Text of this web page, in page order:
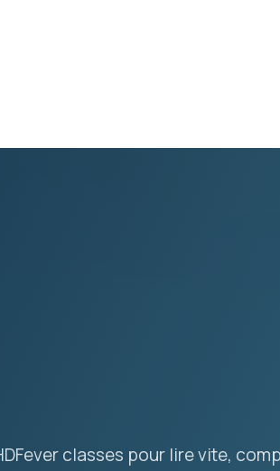
classes pour lire vite,